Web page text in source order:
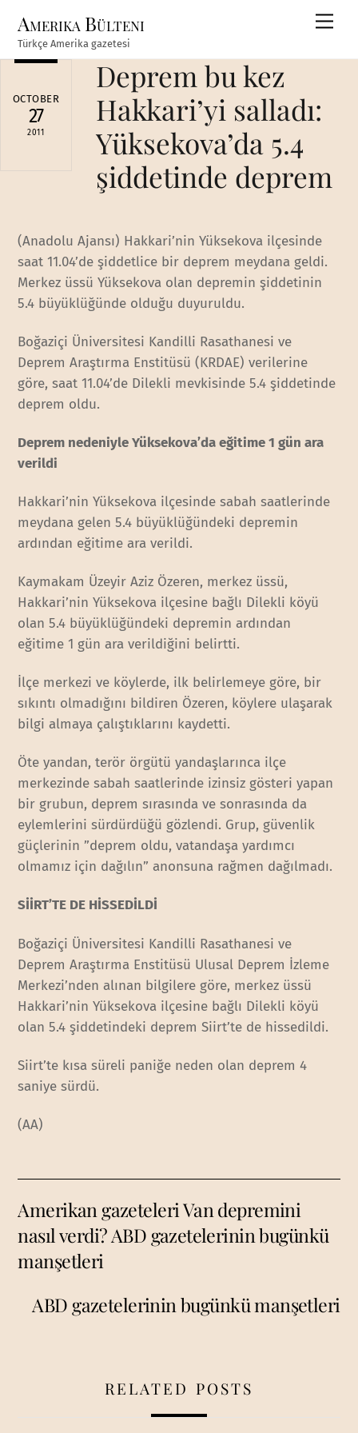
content
Amerika Bülteni
Türkçe Amerika gazetesi
OCTOBER
27
2011
Deprem bu kez
Hakkari’yi salladı:
Yüksekova’da 5.4
şiddetinde deprem
(Anadolu Ajansı) Hakkari’nin Yüksekova ilçesinde
saat 11.04’de şiddetlice bir deprem meydana geldi.
Merkez üssü Yüksekova olan depremin şiddetinin
5.4 büyüklüğünde olduğu duyuruldu.
Boğaziçi Üniversitesi Kandilli Rasathanesi ve
Deprem Araştırma Enstitüsü (KRDAE) verilerine
göre, saat 11.04’de Dilekli mevkisinde 5.4 şiddetinde
deprem oldu.
Deprem nedeniyle Yüksekova’da eğitime 1 gün ara
verildi
Hakkari’nin Yüksekova ilçesinde sabah saatlerinde
meydana gelen 5.4 büyüklüğündeki depremin
ardından eğitime ara verildi.
Kaymakam Üzeyir Aziz Özeren, merkez üssü,
Hakkari’nin Yüksekova ilçesine bağlı Dilekli köyü
olan 5.4 büyüklüğündeki depremin ardından
eğitime 1 gün ara verildiğini belirtti.
İlçe merkezi ve köylerde, ilk belirlemeye göre, bir
sıkıntı olmadığını bildiren Özeren, köylere ulaşarak
bilgi almaya çalıştıklarını kaydetti.
Öte yandan, terör örgütü yandaşlarınca ilçe
merkezinde sabah saatlerinde izinsiz gösteri yapan
bir grubun, deprem sırasında ve sonrasında da
eylemlerini sürdürdüğü gözlendi. Grup, güvenlik
güçlerinin ”deprem oldu, vatandaşa yardımcı
olmamız için dağılın” anonsuna rağmen dağılmadı.
SİİRT’TE DE HİSSEDİLDİ
Boğaziçi Üniversitesi Kandilli Rasathanesi ve
Deprem Araştırma Enstitüsü Ulusal Deprem İzleme
Merkezi’nden alınan bilgilere göre, merkez üssü
Hakkari’nin Yüksekova ilçesine bağlı Dilekli köyü
olan 5.4 şiddetindeki deprem Siirt’te de hissedildi.
Siirt’te kısa süreli paniğe neden olan deprem 4
saniye sürdü.
(AA)
Amerikan gazeteleri Van depremini
nasıl verdi? ABD gazetelerinin bugünkü
manşetleri
ABD gazetelerinin bugünkü manşetleri
RELATED POSTS